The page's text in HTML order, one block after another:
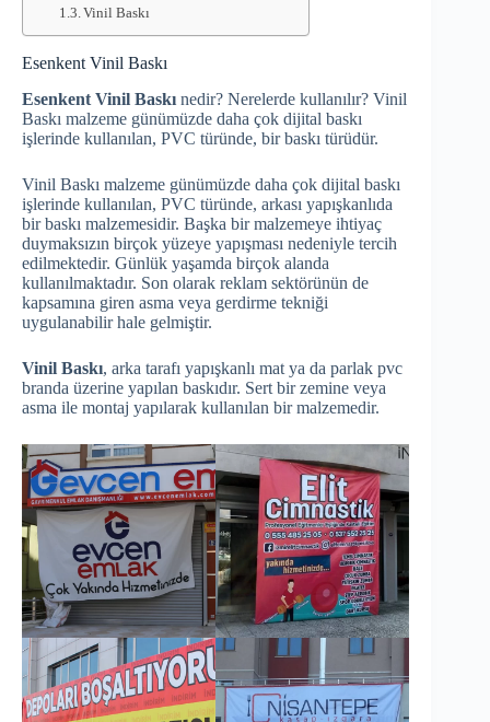
Vinil Baskı
Esenkent Vinil Baskı
Esenkent Vinil Baskı nedir? Nerelerde kullanılır? Vinil
Baskı malzeme günümüzde daha çok dijital baskı
işlerinde kullanılan, PVC türünde, bir baskı türüdür.
Vinil Baskı malzeme günümüzde daha çok dijital baskı
işlerinde kullanılan, PVC türünde, arkası yapışkanlıda
bir baskı malzemesidir. Başka bir malzemeye ihtiyaç
duymaksızın birçok yüzeye yapışması nedeniyle tercih
edilmektedir. Günlük yaşamda birçok alanda
kullanılmaktadır. Son olarak reklam sektörünün de
kapsamına giren asma veya gerdirme tekniği
uygulanabilir hale gelmiştir.
Vinil Baskı, arka tarafı yapışkanlı mat ya da parlak pvc
branda üzerine yapılan baskıdır. Sert bir zemine veya
asma ile montaj yapılarak kullanılan bir malzemedir.